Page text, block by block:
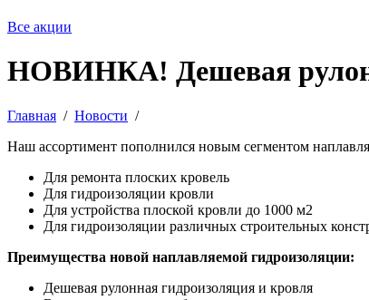
Все акции
НОВИНКА! Дешевая
Главная / Новости /
Наш ассортимент пополнился новым сегментом
Для ремонта плоских кровель
Для гидроизоляции кровли
Для устройства плоской кровли до 1000 м2
Для гидроизоляции различных строительных
Преимущества новой наплавляемой гидроизоляции:
Дешевая рулонная гидроизоляция и кровля